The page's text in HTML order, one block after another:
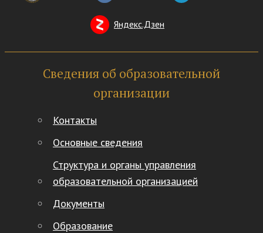
Яндекс.Дзен
Сведения об образовательной
организации
Контакты
Основные сведения
Структура и органы управления
образовательной организацией
Документы
Образование